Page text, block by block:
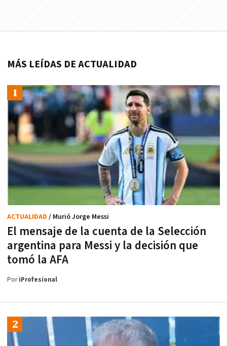
MÁS LEÍDAS DE ACTUALIDAD
El mensaje de la cuenta de la Selección
argentina para Messi y la decisión que
tomó la AFA
ACTUALIDAD / Murió Jorge Messi
PoriProfesional